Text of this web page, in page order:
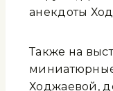
анекдоты
Также на
Ходжаевой,